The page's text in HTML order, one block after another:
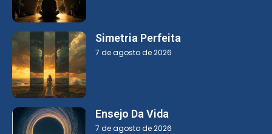
Simetria Perfeita
7 de agosto de 2026
Ensejo Da Vida
7 de agosto de 2026